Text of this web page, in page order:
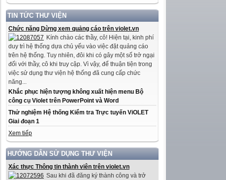
TIN TỨC THƯ VIỆN
Chức năng Dừng xem quảng cáo trên violet.vn
Kính chào các thầy, cô! Hiện tại, kinh phí
duy trì hệ thống dựa chủ yếu vào việc đặt quảng cáo
trên hệ thống. Tuy nhiên, đôi khi có gây một số trở ngại
đối với thầy, cô khi truy cập. Vì vậy, để thuận tiện trong
việc sử dụng thư viện hệ thống đã cung cấp chức
năng...
Khắc phục hiện tượng không xuất hiện menu Bộ
công cụ Violet trên PowerPoint và Word
Thử nghiệm Hệ thống Kiểm tra Trực tuyến ViOLET
Giai đoạn 1
Xem tiếp
HƯỚNG DẪN SỬ DỤNG THƯ VIỆN
Xác thực Thông tin thành viên trên violet.vn
Sau khi đã đăng ký thành công và trở